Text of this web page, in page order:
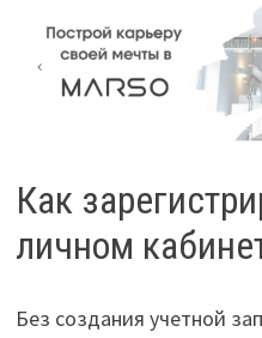
Как
личном
Без создания учетной